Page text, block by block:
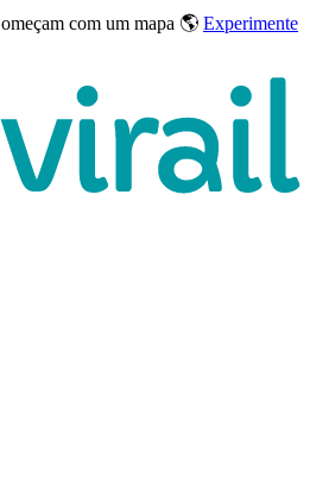
com um mapa 🌎 Experimente